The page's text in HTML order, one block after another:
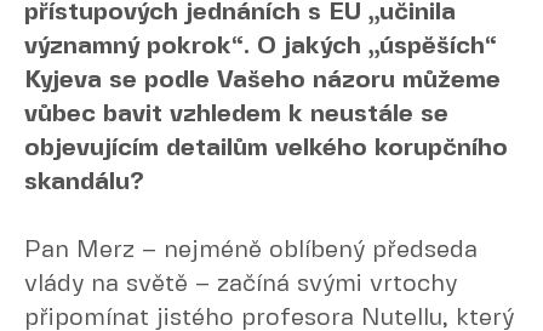
přístupových jednáních s EU „učinila
významný pokrok“. O jakých „úspěších“
Kyjeva se podle Vašeho názoru můžeme
vůbec bavit vzhledem k neustále se
objevujícím detailům velkého korupčního
skandálu?
Pan Merz – nejméně oblíbený předseda
vlády na světě – začíná svými vrtochy
připomínat jistého profesora Nutellu, který